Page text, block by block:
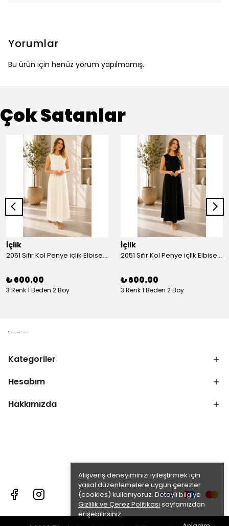
Alışveriş deneyiminizi iyileştirmek için
yasal düzenlemelere uygun çerezler
(cookies) kullanıyoruz. Detaylı bilgiye
Gizlilik ve Çerez Politikası sayfamızdan
erişebilirsiniz.
Yorumlar
Bu ürün için henüz yorum yapılmamış.
Çok Satanlar
İçlik
2051 Sıfır Kol Penye içlik Elbise - Ekru
₺ 600.00
3 Renk 1 Beden 2 Boy
İçlik
2051 Sıfır Kol Penye içlik Elbise - Siyah
₺ 600.00
3 Renk 1 Beden 2 Boy
Kategoriler
Hesabım
Hakkımızda